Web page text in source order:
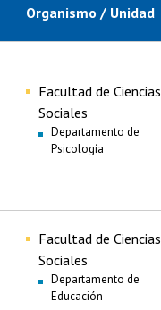
Organismo / Unidad
Facultad de Ciencias
Sociales
Departamento de
Psicología
Facultad de Ciencias
Sociales
Departamento de
Educación